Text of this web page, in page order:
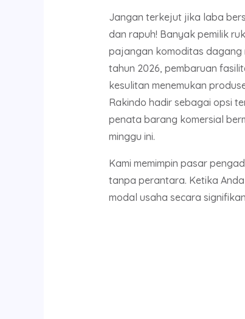
Jangan terkejut jika laba
dan rapuh! Banyak pemilik
pajangan komoditas dagang
tahun 2026, pembaruan
kesulitan menemukan
Rakindo hadir sebagai opsi
penata barang komersial
minggu ini.
Kami memimpin pasar
tanpa perantara. Ketika
modal usaha secara